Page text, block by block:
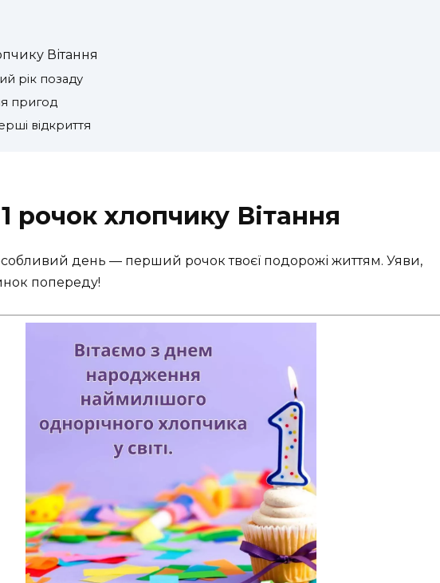
Вітання
рік позаду
пригод
відкриття
1 рочок хлопчику Вітання
день — перший рочок твоєї подорожі життям. Уяви,
попереду!